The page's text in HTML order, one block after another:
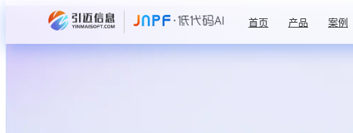
首页 产品 案例